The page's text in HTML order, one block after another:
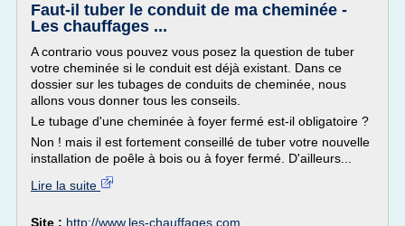
Faut-il tuber le conduit de ma cheminée -
Les chauffages ...
A contrario vous pouvez vous posez la question de tuber
votre cheminée si le conduit est déjà existant. Dans ce
dossier sur les tubages de conduits de cheminée, nous
allons vous donner tous les conseils.
Le tubage d'une cheminée à foyer fermé est-il obligatoire ?
Non ! mais il est fortement conseillé de tuber votre nouvelle
installation de poêle à bois ou à foyer fermé. D'ailleurs...
Lire la suite
Site : http://www.les-chauffages.com